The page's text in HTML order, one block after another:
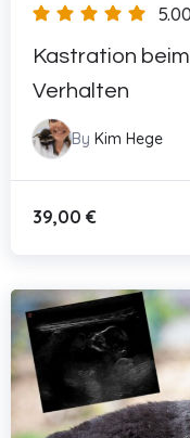
5.00
Kastration
Verhalten
By Kim Hege
39,00 €